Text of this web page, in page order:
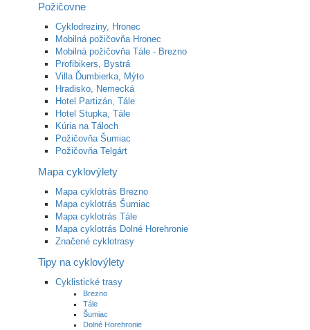
Požičovne
Cyklodreziny, Hronec
Mobilná požičovňa Hronec
Mobilná požičovňa Tále - Brezno
Profibikers, Bystrá
Villa Ďumbierka, Mýto
Hradisko, Nemecká
Hotel Partizán, Tále
Hotel Stupka, Tále
Kúria na Táloch
Požičovňa Šumiac
Požičovňa Telgárt
Mapa cyklovýlety
Mapa cyklotrás Brezno
Mapa cyklotrás Šumiac
Mapa cyklotrás Tále
Mapa cyklotrás Dolné Horehronie
Značené cyklotrasy
Tipy na cyklovýlety
Cyklistické trasy
Brezno
Tále
Šumiac
Dolné Horehronie